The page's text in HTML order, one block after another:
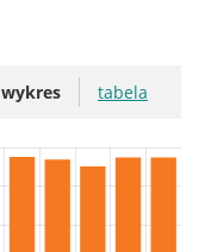
wykres tabela